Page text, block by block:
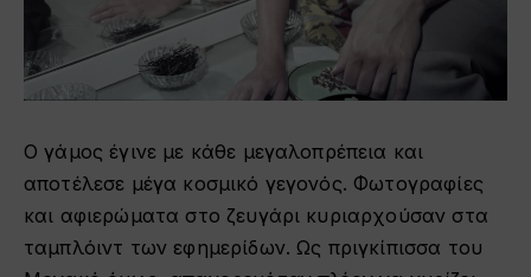
Ο γάμος έγινε με κάθε μεγαλοπρέπεια και
αποτέλεσε μέγα κοσμικό γεγονός. Φωτογραφίες
και αφιερώματα στο ζευγάρι κυριαρχούσαν στα
ταμπλόιντ των εφημερίδων. Ως πριγκίπισσα του